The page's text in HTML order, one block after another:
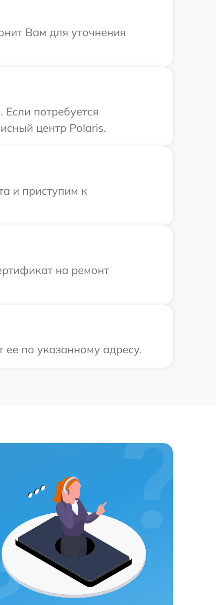
Вам для уточнения
потребуется
центр Polaris.
и приступим к
на ремонт
по указанному адресу.